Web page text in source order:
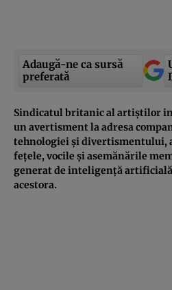
Adaugă-ne ca sursă
preferată
Sindicatul britanic al artiștilor
un avertisment la adresa
tehnologiei și divertismentului,
fețele, vocile și asemănările
generat de inteligență
acestora.